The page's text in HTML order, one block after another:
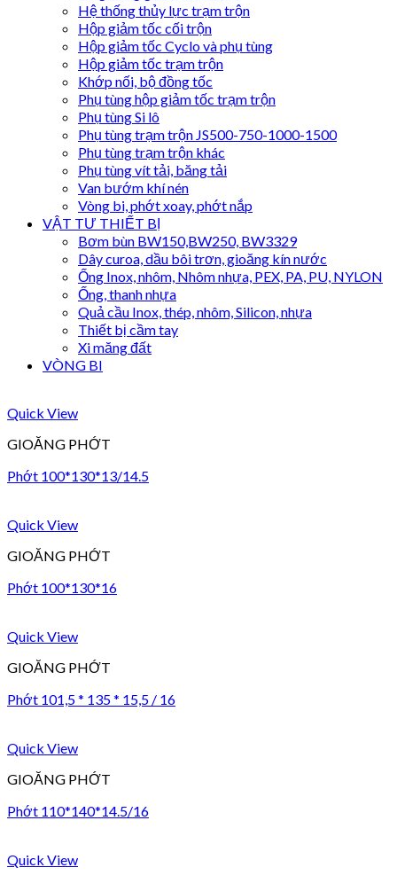
Hệ thống thủy lực trạm trộn
Hộp giảm tốc cối trộn
Hộp giảm tốc Cyclo và phụ tùng
Hộp giảm tốc trạm trộn
Khớp nối, bộ đồng tốc
Phụ tùng hộp giảm tốc trạm trộn
Phụ tùng Si lô
Phụ tùng trạm trộn JS500-750-1000-1500
Phụ tùng trạm trộn khác
Phụ tùng vít tải, băng tải
Van bướm khí nén
Vòng bi, phớt xoay, phớt nắp
VẬT TƯ THIẾT BỊ
Bơm bùn BW150,BW250, BW3329
Dây curoa, dầu bôi trơn, gioăng kín nước
Ống Inox, nhôm, Nhôm nhựa, PEX, PA, PU, NYLON
Ống, thanh nhựa
Quả cầu Inox, thép, nhôm, Silicon, nhựa
Thiết bị cầm tay
Xi măng đất
VÒNG BI
Quick View
GIOĂNG PHỚT
Phớt 100*130*13/14.5
Quick View
GIOĂNG PHỚT
Phớt 100*130*16
Quick View
GIOĂNG PHỚT
Phớt 101,5 * 135 * 15,5 / 16
Quick View
GIOĂNG PHỚT
Phớt 110*140*14.5/16
Quick View